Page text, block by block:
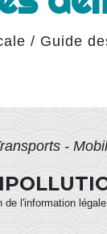
/ Guide
-
l'information